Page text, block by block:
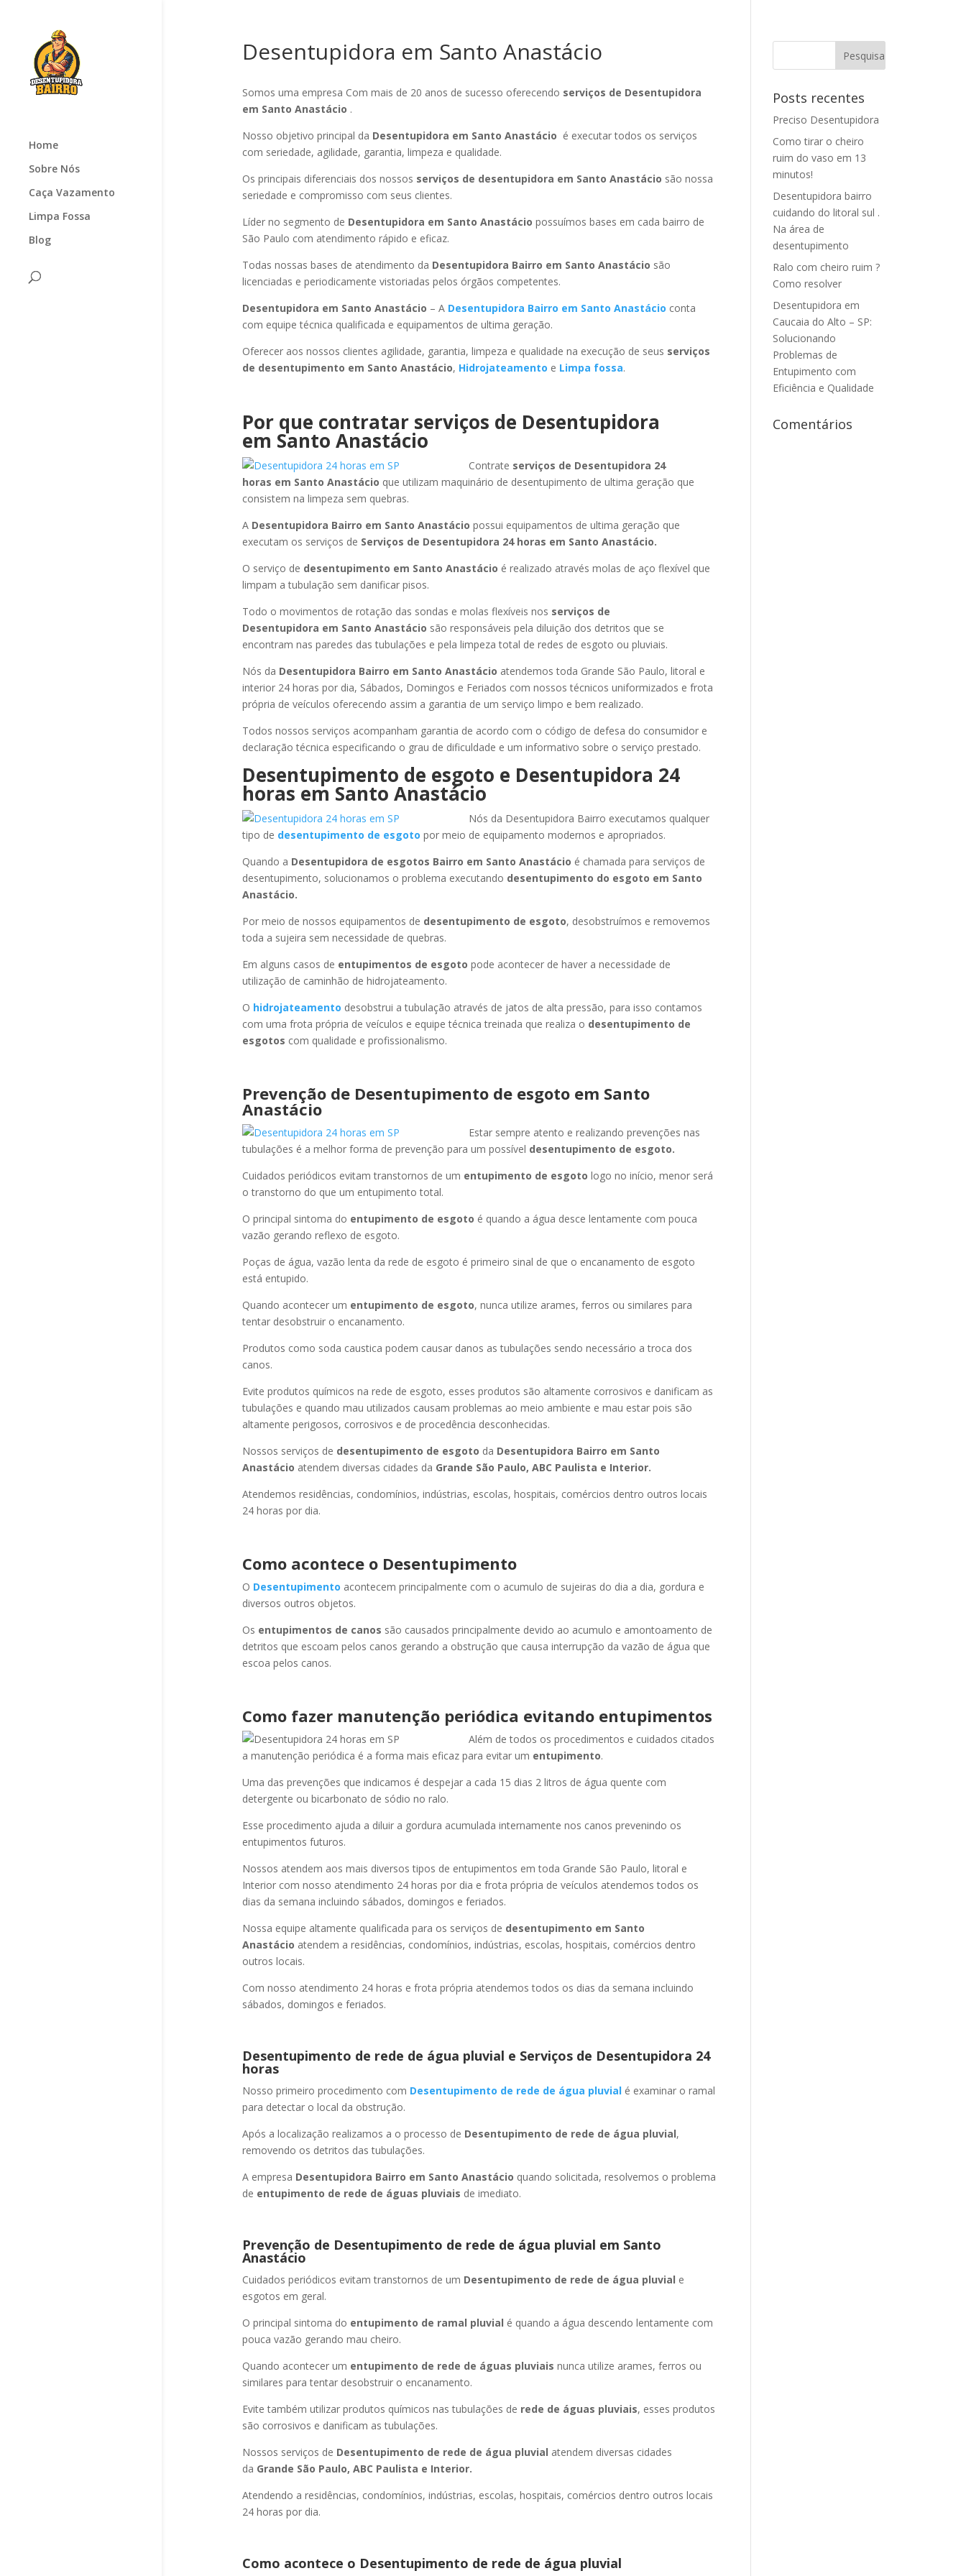
Home
Sobre Nós
Caça Vazamento
Limpa Fossa
Blog
Desentupidora em Santo Anastácio
Somos uma empresa Com mais de 20 anos de sucesso oferecendo serviços de Desentupidora
em Santo Anastácio .
Nosso objetivo principal da Desentupidora em Santo Anastácio é executar todos os serviços
com seriedade, agilidade, garantia, limpeza e qualidade.
Os principais diferenciais dos nossos serviços de desentupidora em Santo Anastácio são nossa
seriedade e compromisso com seus clientes.
Líder no segmento de Desentupidora em Santo Anastácio possuímos bases em cada bairro de
São Paulo com atendimento rápido e eficaz.
Todas nossas bases de atendimento da Desentupidora Bairro em Santo Anastácio são
licenciadas e periodicamente vistoriadas pelos órgãos competentes.
Desentupidora em Santo Anastácio – A Desentupidora Bairro em Santo Anastácio conta
com equipe técnica qualificada e equipamentos de ultima geração.
Oferecer aos nossos clientes agilidade, garantia, limpeza e qualidade na execução de seus serviços
de desentupimento em Santo Anastácio, Hidrojateamento e Limpa fossa.
Por que contratar serviços de Desentupidora
em Santo Anastácio
Contrate serviços de Desentupidora 24
horas em Santo Anastácio que utilizam maquinário de desentupimento de ultima geração que
consistem na limpeza sem quebras.
A Desentupidora Bairro em Santo Anastácio possui equipamentos de ultima geração que
executam os serviços de Serviços de Desentupidora 24 horas em Santo Anastácio.
O serviço de desentupimento em Santo Anastácio é realizado através molas de aço flexível que
limpam a tubulação sem danificar pisos.
Todo o movimentos de rotação das sondas e molas flexíveis nos serviços de
Desentupidora em Santo Anastácio são responsáveis pela diluição dos detritos que se
encontram nas paredes das tubulações e pela limpeza total de redes de esgoto ou pluviais.
Nós da Desentupidora Bairro em Santo Anastácio atendemos toda Grande São Paulo, litoral e
interior 24 horas por dia, Sábados, Domingos e Feriados com nossos técnicos uniformizados e frota
própria de veículos oferecendo assim a garantia de um serviço limpo e bem realizado.
Todos nossos serviços acompanham garantia de acordo com o código de defesa do consumidor e
declaração técnica especificando o grau de dificuldade e um informativo sobre o serviço prestado.
Desentupimento de esgoto e Desentupidora 24
horas em Santo Anastácio
Nós da Desentupidora Bairro executamos qualquer
tipo de desentupimento de esgoto por meio de equipamento modernos e apropriados.
Quando a Desentupidora de esgotos Bairro em Santo Anastácio é chamada para serviços de
desentupimento, solucionamos o problema executando desentupimento do esgoto em Santo
Anastácio.
Por meio de nossos equipamentos de desentupimento de esgoto, desobstruímos e removemos
toda a sujeira sem necessidade de quebras.
Em alguns casos de entupimentos de esgoto pode acontecer de haver a necessidade de
utilização de caminhão de hidrojateamento.
O hidrojateamento desobstrui a tubulação através de jatos de alta pressão, para isso contamos
com uma frota própria de veículos e equipe técnica treinada que realiza o desentupimento de
esgotos com qualidade e profissionalismo.
Prevenção de Desentupimento de esgoto em Santo
Anastácio
Estar sempre atento e realizando prevenções nas
tubulações é a melhor forma de prevenção para um possível desentupimento de esgoto.
Cuidados periódicos evitam transtornos de um entupimento de esgoto logo no início, menor será
o transtorno do que um entupimento total.
O principal sintoma do entupimento de esgoto é quando a água desce lentamente com pouca
vazão gerando reflexo de esgoto.
Poças de água, vazão lenta da rede de esgoto é primeiro sinal de que o encanamento de esgoto
está entupido.
Quando acontecer um entupimento de esgoto, nunca utilize arames, ferros ou similares para
tentar desobstruir o encanamento.
Produtos como soda caustica podem causar danos as tubulações sendo necessário a troca dos
canos.
Evite produtos químicos na rede de esgoto, esses produtos são altamente corrosivos e danificam as
tubulações e quando mau utilizados causam problemas ao meio ambiente e mau estar pois são
altamente perigosos, corrosivos e de procedência desconhecidas.
Nossos serviços de desentupimento de esgoto da Desentupidora Bairro em Santo
Anastácio atendem diversas cidades da Grande São Paulo, ABC Paulista e Interior.
Atendemos residências, condomínios, indústrias, escolas, hospitais, comércios dentro outros locais
24 horas por dia.
Como acontece o Desentupimento
O Desentupimento acontecem principalmente com o acumulo de sujeiras do dia a dia, gordura e
diversos outros objetos.
Os entupimentos de canos são causados principalmente devido ao acumulo e amontoamento de
detritos que escoam pelos canos gerando a obstrução que causa interrupção da vazão de água que
escoa pelos canos.
Como fazer manutenção periódica evitando entupimentos
Além de todos os procedimentos e cuidados citados
a manutenção periódica é a forma mais eficaz para evitar um entupimento.
Uma das prevenções que indicamos é despejar a cada 15 dias 2 litros de água quente com
detergente ou bicarbonato de sódio no ralo.
Esse procedimento ajuda a diluir a gordura acumulada internamente nos canos prevenindo os
entupimentos futuros.
Nossos atendem aos mais diversos tipos de entupimentos em toda Grande São Paulo, litoral e
Interior com nosso atendimento 24 horas por dia e frota própria de veículos atendemos todos os
dias da semana incluindo sábados, domingos e feriados.
Nossa equipe altamente qualificada para os serviços de desentupimento em Santo
Anastácio atendem a residências, condomínios, indústrias, escolas, hospitais, comércios dentro
outros locais.
Com nosso atendimento 24 horas e frota própria atendemos todos os dias da semana incluindo
sábados, domingos e feriados.
Desentupimento de rede de água pluvial e Serviços de Desentupidora 24
horas
Nosso primeiro procedimento com Desentupimento de rede de água pluvialé examinar o ramal
para detectar o local da obstrução.
Após a localização realizamos a o processo de Desentupimento de rede de água pluvial,
removendo os detritos das tubulações.
A empresa Desentupidora Bairro em Santo Anastácio quando solicitada, resolvemos o problema
de entupimento de rede de águas pluviais de imediato.
Prevenção de Desentupimento de rede de água pluvial em Santo
Anastácio
Cuidados periódicos evitam transtornos de um Desentupimento de rede de água pluvial e
esgotos em geral.
O principal sintoma do entupimento de ramal pluvial é quando a água descendo lentamente com
pouca vazão gerando mau cheiro.
Quando acontecer um entupimento de rede de águas pluviais nunca utilize arames, ferros ou
similares para tentar desobstruir o encanamento.
Evite também utilizar produtos químicos nas tubulações de rede de águas pluviais, esses produtos
são corrosivos e danificam as tubulações.
Nossos serviços de Desentupimento de rede de água pluvial atendem diversas cidades
da Grande São Paulo, ABC Paulista e Interior.
Atendendo a residências, condomínios, indústrias, escolas, hospitais, comércios dentro outros locais
24 horas por dia.
Como acontece o Desentupimento de rede de água pluvial
Posts recentes
Preciso Desentupidora
Como tirar o cheiro
ruim do vaso em 13
minutos!
Desentupidora bairro
cuidando do litoral sul .
Na área de
desentupimento
Ralo com cheiro ruim ?
Como resolver
Desentupidora em
Caucaia do Alto – SP:
Solucionando
Problemas de
Entupimento com
Eficiência e Qualidade
Comentários